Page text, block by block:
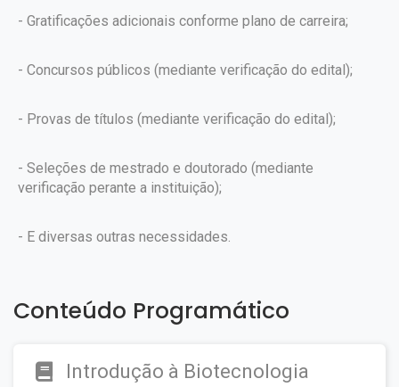
- Gratificações adicionais conforme plano de carreira;
- Concursos públicos (mediante verificação do edital);
- Provas de títulos (mediante verificação do edital);
- Seleções de mestrado e doutorado (mediante
verificação perante a instituição);
- E diversas outras necessidades.
Conteúdo Programático
Introdução à Biotecnologia